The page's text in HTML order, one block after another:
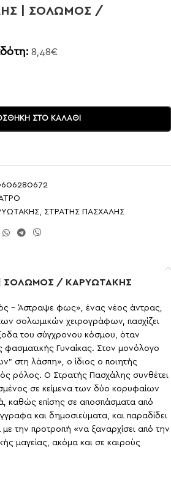
| ΣΟΛΩΜΟΣ /
8,48€
ΣΤΟ ΚΑΛΆΘΙ
, ΣΤΡΑΤΗΣ ΠΑΣΧΑΛΗΣ
| ΣΟΛΩΜΟΣ / ΚΑΡΥΩΤΑΚΗΣ
– Άστραψε φως», ένας νέος άντρας,
σολωμικών χειρογράφων, πασχίζει
του σύγχρονου κόσμου, όταν
φασματικής Γυναίκας. Στον μονόλογο
στη λάσπη», ο ίδιος ο ποιητής
ρόλος. Ο Στρατής Πασχάλης συνθέτει
σε κείμενα των δύο κορυφαίων
καθώς επίσης σε αποσπάσματα από
και δημοσιεύματα, και παραδίδει
την προτροπή «να ξαναρχίσει από την
μαγείας, ακόμα και σε καιρούς